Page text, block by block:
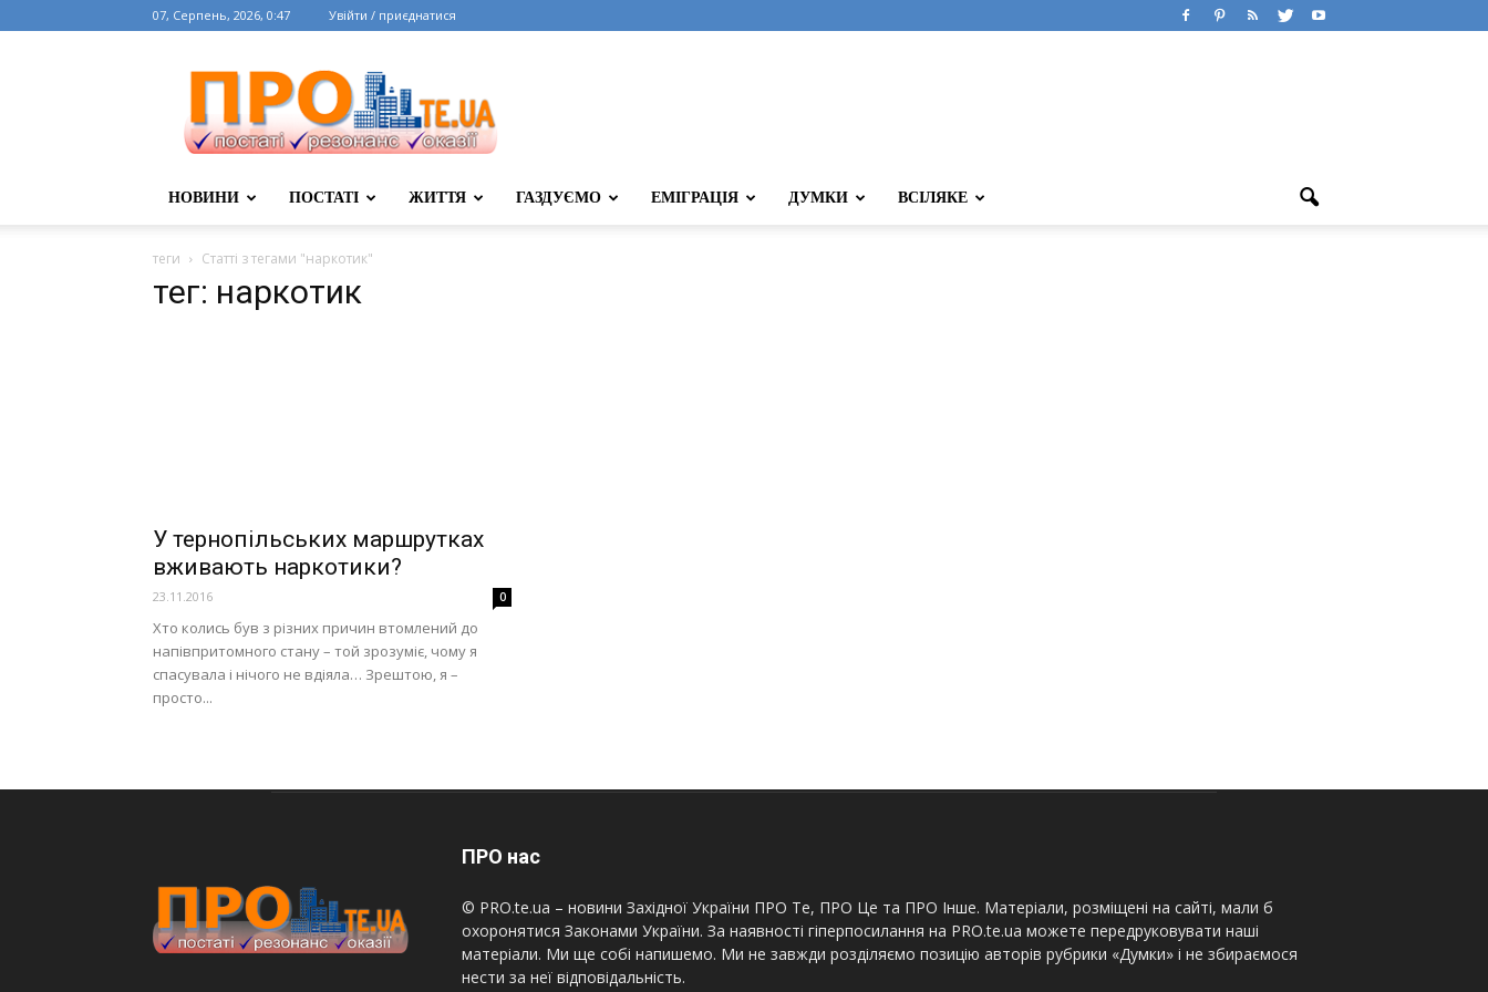
07, Серпень, 2026, 0:47 Увійти / приєднатися
НОВИНИ ПОСТАТІ ЖИТТЯ ГАЗДУЄМО ЕМІГРАЦІЯ ДУМКИ ВСІЛЯКЕ
теги Статті з тегами "наркотик"
тег: наркотик
У тернопільських маршрутках
вживають наркотики?
23.11.2016 0
Хто колись був з різних причин втомлений до
напівпритомного стану – той зрозуміє, чому я
спасувала і нічого не вдіяла… Зрештою, я –
просто...
ПРО нас
© PRO.te.ua – новини Західної України ПРО Те, ПРО Це та ПРО Інше. Матеріали, розміщені на сайті, мали б
охоронятися Законами України. За наявності гіперпосилання на PRO.te.ua можете передруковувати наші
матеріали. Ми ще собі напишемо. Ми не завжди розділяємо позицію авторів рубрики «Думки» і не збираємося
нести за неї відповідальність.